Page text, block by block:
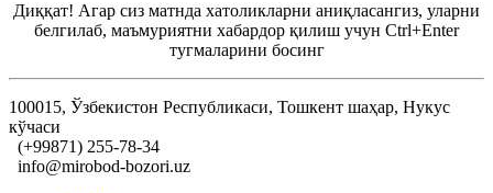
Диққат! Агар сиз матнда хатоликларни аниқласангиз, уларни
белгилаб, маъмуриятни хабардор қилиш учун Ctrl+Enter
тугмаларини босинг
100015, Ўзбекистон Республикаси, Тошкент шаҳар, Нукус
кўчаси
(+99871) 255-78-34
info@mirobod-bozori.uz